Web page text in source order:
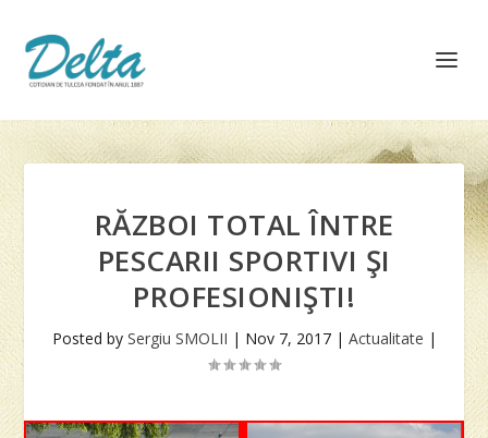
RĂZBOI TOTAL ÎNTRE
PESCARII SPORTIVI ŞI
PROFESIONIŞTI!
Posted by Sergiu SMOLII | Nov 7, 2017| Actualitate |